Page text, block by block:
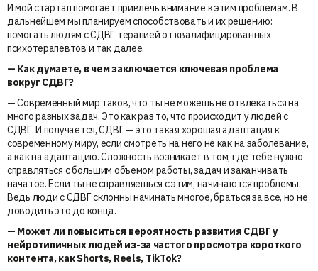
И мой стартап помогает привлечь внимание к этим проблемам. В
дальнейшем мы планируем способствовать и их решению:
помогать людям с СДВГ терапией от квалифицированных
психотерапевтов и так далее.
— Как думаете, в чем заключается ключевая проблема
вокруг СДВГ?
— Современный мир таков, что ты не можешь не отвлекаться на
много разных задач. Это как раз то, что происходит у людей с
СДВГ. И получается, СДВГ — это такая хорошая адаптация к
современному миру, если смотреть на него не как на заболевание,
а как на адаптацию. Сложность возникает в том, где тебе нужно
справляться с большим объемом работы, задач и заканчивать
начатое. Если ты не справляешься с этим, начинаются проблемы.
Ведь люди с СДВГ склонны начинать многое, браться за все, но не
доводить это до конца.
— Может ли повыситься вероятность развития СДВГ у
нейротипичных людей из-за частого просмотра короткого
контента, как Shorts, Reels, TikTok?